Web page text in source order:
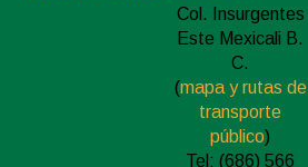
Col. Insurgentes
Este Mexicali B.
C.
(mapa y rutas de
transporte
público)
Tel: (686) 566